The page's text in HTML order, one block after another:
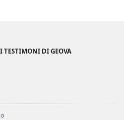
TESTIMONI DI GEOVA